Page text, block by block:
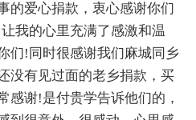
的爱心捐款，衷心感谢你们
我的心里充满了感激和温
们!同时很感谢我们麻城同乡
没有见过面的老乡捐款，买
感谢!是付贵学告诉他们的，